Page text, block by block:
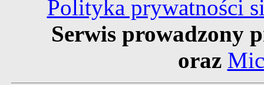
Polityka prywatności
Serwis prowadzony
oraz